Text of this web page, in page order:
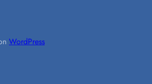
WordPress